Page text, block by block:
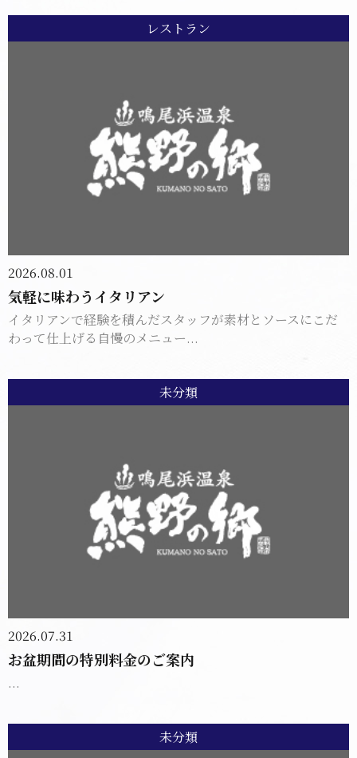
レストラン
2026.08.01
気軽に味わうイタリアン
イタリアンで経験を積んだスタッフが素材とソースにこだ
わって仕上げる自慢のメニュー...
未分類
2026.07.31
お盆期間の特別料金のご案内
...
未分類